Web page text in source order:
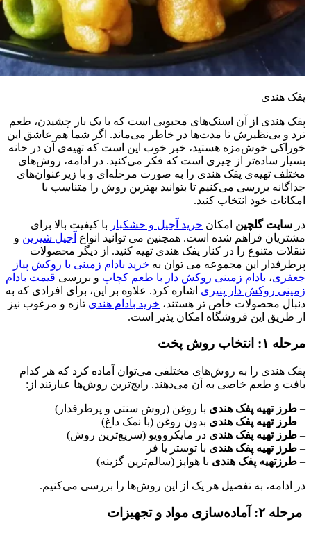
پفک هندی
پفک هندی از آن اسنک‌های محبوبی است که با یک بار چشیدن، طعم
ترد و بی‌نظیرش تا مدت‌ها در خاطر می‌ماند. اگر شما هم عاشق این
خوراکی خوش‌مزه هستید، خبر خوب این است که تهیه‌ی آن در خانه
بسیار ساده‌تر از چیزی است که فکر می‌کنید. در ادامه، روش‌های
مختلف تهیه‌ی پفک هندی را به صورت مرحله‌ای و با زیرعنوان‌های
جداگانه بررسی می‌کنیم تا بتوانید بهترین روش را متناسب با
امکانات خود انتخاب کنید.
در سایت گلچین امکان خرید آجیل و خشکبار با کیفیت بالا برای
مشتریان فراهم شده است. همچنین می توانید انواع آجیل شیرین و
تنقلات متنوع را در کنار پفک هندی تهیه کنید. از دیگر محصولات
پرطرفدار این مجموعه می توان به خرید بادام زمینی با روکش پیاز
جعفری، بادام زمینی روکش دار با طعم کچاپ و بررسی قیمت بادام
زمینی روکش دار پنیری اشاره کرد. علاوه بر این، برای افرادی که به
دنبال محصولات خاص تر هستند، خرید بادام هندی تازه و مرغوب نیز
از طریق این فروشگاه امکان پذیر است.
مرحله ۱: انتخاب روش پخت
پفک هندی را به روش‌های مختلفی می‌توان آماده کرد که هر کدام
بافت و طعم خاصی به آن می‌دهند. رایج‌ترین روش‌ها عبارتند از:
– طرز تهیه پفک هندی با روغن (روش سنتی و پرطرفدار)
– طرز تهیه پفک هندی بدون روغن (با نمک داغ)
– طرز تهیه پفک هندی در مایکروویو (سریع‌ترین روش)
– طرز تهیه پفک هندی با توستر یا فر
– طرزتهیه پفک هندی با هواپز (سالم‌ترین گزینه)
در ادامه، به تفصیل هر یک از این روش‌ها را بررسی می‌کنیم.
مرحله ۲: آماده‌سازی مواد و تجهیزات